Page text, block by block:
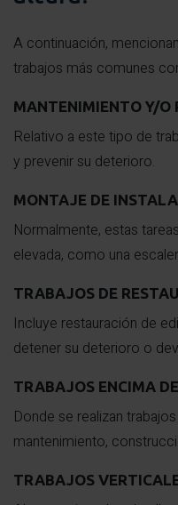
A continuación,
trabajos más comunes
MANTENIMIENTO Y/O
Relativo a este tipo de
y prevenir su deterioro.
MONTAJE DE
Normalmente, estas
elevada, como una
TRABAJOS DE
Incluye restauración de
detener su deterioro o
TRABAJOS ENCIMA
Donde se realizan
mantenimiento,
TRABAJOS